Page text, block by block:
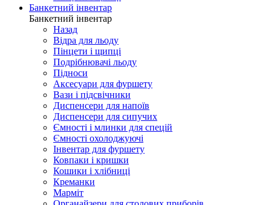
Банкетний інвентар
Банкетний інвентар
Назад
Відра для льоду
Пінцети і щипці
Подрібнювачі льоду
Підноси
Аксесуари для фуршету
Вази і підсвічники
Диспенсери для напоїв
Диспенсери для сипучих
Ємності і млинки для спецій
Ємності охолоджуючі
Інвентар для фуршету
Ковпаки і кришки
Кошики і хлібниці
Креманки
Марміт